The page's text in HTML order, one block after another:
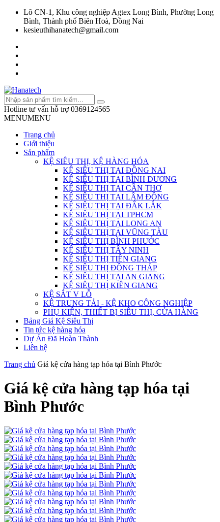
Lô CN-1, Khu công nghiệp Agtex Long Bình, Phường Long
Bình, Thành phố Biên Hoà, Đồng Nai
kesieuthihanatech@gmail.com
Hotline tư vấn hỗ trợ 0369124565
MENUMENU
Trang chủ
Giới thiệu
Sản phẩm
KỆ SIÊU THỊ, KỆ HÀNG HÓA
KỆ SIÊU THỊ TẠI ĐỒNG NAI
KỆ SIÊU THỊ TẠI BÌNH DƯƠNG
KỆ SIÊU THỊ TẠI CẦN THƠ
KỆ SIÊU THỊ TẠI LÂM ĐỒNG
KỆ SIÊU THỊ TẠI ĐẮK LẮK
KỆ SIÊU THỊ TẠI TPHCM
KỆ SIÊU THỊ TẠI LONG AN
KỆ SIÊU THỊ TẠI VŨNG TÀU
KỆ SIÊU THỊ BÌNH PHƯỚC
KỆ SIÊU THỊ TÂY NINH
KỆ SIÊU THỊ TIỀN GIANG
KỆ SIÊU THỊ ĐỒNG THÁP
KỆ SIÊU THỊ TẠI AN GIANG
KỆ SIÊU THỊ KIÊN GIANG
KỆ SẮT V LỖ
KỆ TRUNG TẢI - KỆ KHO CÔNG NGHIỆP
PHỤ KIỆN, THIẾT BỊ SIÊU THỊ, CỬA HÀNG
Bảng Giá Kệ Siêu Thị
Tin tức kệ hàng hóa
Dự Án Đã Hoàn Thành
Liên hệ
Trang chủ Giá kệ cửa hàng tạp hóa tại Bình Phước
Giá kệ cửa hàng tạp hóa tại
Bình Phước